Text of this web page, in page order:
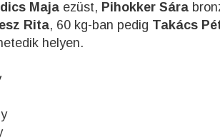
Maja ezüst, Pihokker Sára
Rita, 60 kg-ban pedig Takács
helyen.